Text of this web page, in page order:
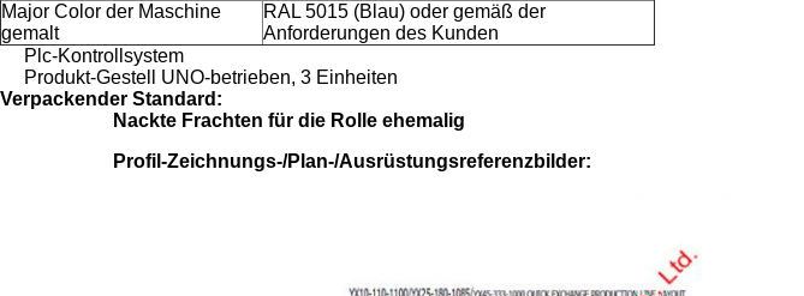
Major Color der Maschine
gemalt
RAL 5015 (Blau) oder gemäß der
Anforderungen des Kunden
Plc-Kontrollsystem
Produkt-Gestell UNO-betrieben, 3 Einheiten
Verpackender Standard:
Nackte Frachten für die Rolle ehemalig
Profil-Zeichnungs-/Plan-/Ausrüstungsreferenzbilder: